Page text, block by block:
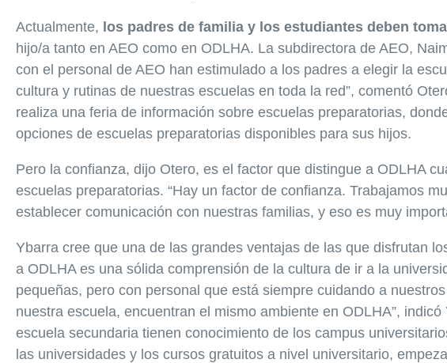
Actualmente, los padres de familia y los estudiantes deben
hijo/a tanto en AEO como en ODLHA. La subdirectora de AEO,
con el personal de AEO han estimulado a los padres a elegir la
cultura y rutinas de nuestras escuelas en toda la red”, comentó
realiza una feria de información sobre escuelas preparatorias,
opciones de escuelas preparatorias disponibles para sus hijos.
Pero la confianza, dijo Otero, es el factor que distingue a ODLHA
escuelas preparatorias. “Hay un factor de confianza. Trabajamos
establecer comunicación con nuestras familias, y eso es muy
Ybarra cree que una de las grandes ventajas de las que disfrutan
a ODLHA es una sólida comprensión de la cultura de ir a la
pequeñas, pero con personal que está siempre cuidando a
nuestra escuela, encuentran el mismo ambiente en ODLHA”,
escuela secundaria tienen conocimiento de los campus
las universidades y los cursos gratuitos a nivel universitario,